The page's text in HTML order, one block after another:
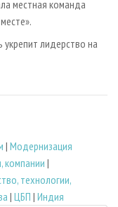
местная команда
лидерство на
| Модернизация
компании|
технологии,
| ЦБП | Индия